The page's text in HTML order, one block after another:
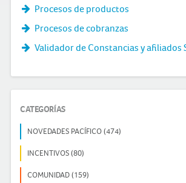
Procesos de productos
Procesos de cobranzas
Validador de Constancias y afiliados
CATEGORÍAS
NOVEDADES PACÍFICO (474)
INCENTIVOS (80)
COMUNIDAD (159)